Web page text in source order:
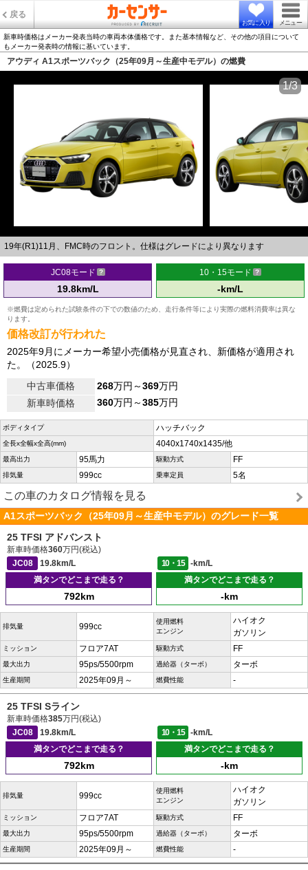
戻る
お気に入り メニュー
新車時価格はメーカー発表当時の車両本体価格です。また基本情報など、その他の項目について
もメーカー発表時の情報に基いています。
アウディ A1スポーツバック（25年09月～生産中モデル）の燃費
19年(R1)11月、FMC時のフロント。仕様はグレードにより異なります
1/3
JC08モード
19.8km/L
10・15モード
-km/L
※燃費は定められた試験条件の下での数値のため、走行条件等により実際の燃料消費率は異な
ります。
価格改訂が行われた
2025年9月にメーカー希望小売価格が見直され、新価格が適用され
た。（2025.9）
中古車価格
268万円～369万円
新車時価格
360万円～385万円
ボディタイプ ハッチバック
全長x全幅x全高(mm) 4040x1740x1435/他
最高出力 95馬力 駆動方式 FF
排気量 999cc 乗車定員 5名
この車のカタログ情報を見る
A1スポーツバック（25年09月～生産中モデル）のグレード一覧
25 TFSI アドバンスト
新車時価格360万円(税込)
JC08
19.8km/L 10・15
-km/L
満タンでどこまで走る？
792km
満タンでどこまで走る？
-km
排気量 999cc
使用燃料
エンジン
ハイオク
ガソリン
ミッション フロア7AT 駆動方式 FF
最大出力 95ps/5500rpm 過給器（ターボ） ターボ
生産期間 2025年09月～ 燃費性能 -
25 TFSI Sライン
新車時価格385万円(税込)
JC08
19.8km/L 10・15
-km/L
満タンでどこまで走る？
792km
満タンでどこまで走る？
-km
排気量 999cc
使用燃料
エンジン
ハイオク
ガソリン
ミッション フロア7AT 駆動方式 FF
最大出力 95ps/5500rpm 過給器（ターボ） ターボ
生産期間 2025年09月～ 燃費性能 -